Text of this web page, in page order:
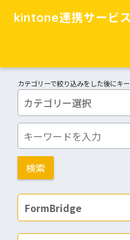
kintone連携サービ
カテゴリーで絞り込みをした後にキ
FormBridge